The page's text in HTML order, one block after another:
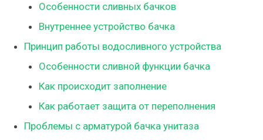
Особенности сливных бачков
Внутреннее устройство бачка
Принцип работы водосливного устройства
Особенности сливной функции бачка
Как происходит заполнение
Как работает защита от переполнения
Проблемы с арматурой бачка унитаза